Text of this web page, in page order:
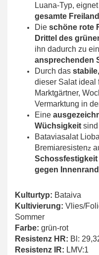
Luana-Typ,
gesamte
Die schöne rote
Drittel des
ihn dadurch zu
ansprechenden
Durch das
dieser Salat ideal
Marktgärtner,
Vermarktung in
Eine
Wüchsigkeit
Bataviasalat
Bremiaresistenz
Schossfestigkeit
gegen
Kulturtyp: Bataiva
Kultivierung: Vlies/
Sommer
Farbe: grün-rot
Resistenz HR: Bl:
Resistenz IR: LMV:1